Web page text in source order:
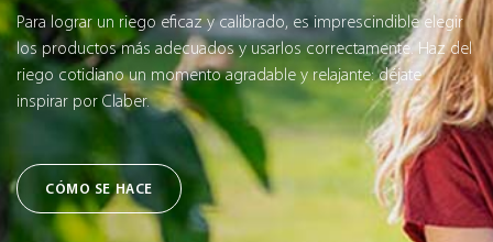
Para lograr un riego eficaz y calibrado, es imprescindible elegir
los productos más adecuados y usarlos correctamente. Haz del
riego cotidiano un momento agradable y relajante: déjate
inspirar por Claber.
CÓMO SE HACE